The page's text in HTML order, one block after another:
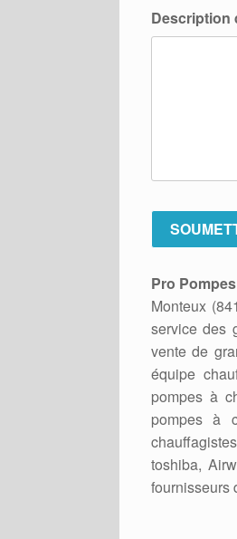
Description
Pro
Monteux
service des
vente de
équipe
pompes à
pompes à
toshiba,
fournisseurs